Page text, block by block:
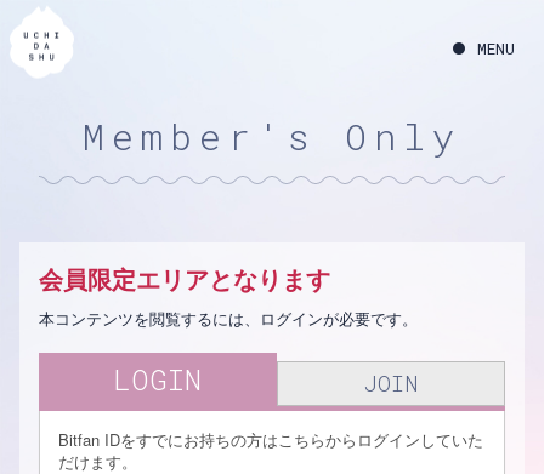
Member's Only
会員限定エリアとなります
本コンテンツを閲覧するには、ログインが必要です。
LOGIN JOIN
Bitfan IDをすでにお持ちの方はこちらからログインしていた
だけます。